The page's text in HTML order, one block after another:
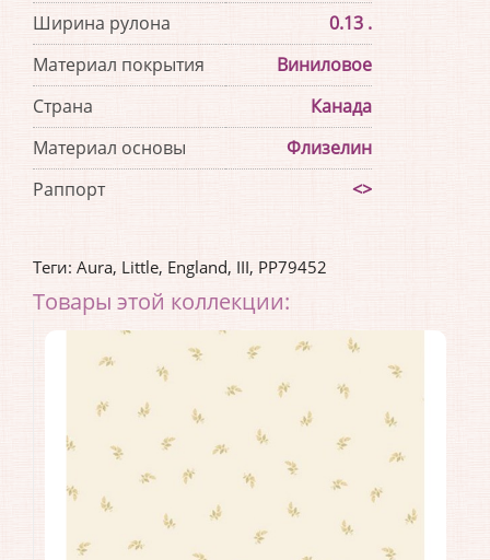
Ширина рулона
0.13 .
Материал покрытия
Виниловое
Страна
Канада
Материал основы
Флизелин
Раппорт
<>
Теги: Aura, Little, England, III, PP79452
Товары этой коллекции: